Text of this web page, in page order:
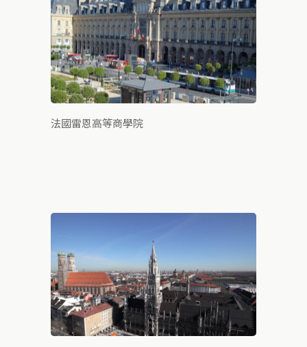
法國雷恩高等商學院